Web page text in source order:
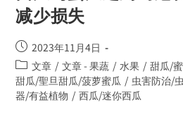
减少损失
2023年11月4日
文章 / 文章 - 果蔬 / 水果 / 甜瓜/
甜瓜/聖旦甜瓜/菠萝蜜瓜 / 虫害防治/
器/有益植物 / 西瓜/迷你西瓜